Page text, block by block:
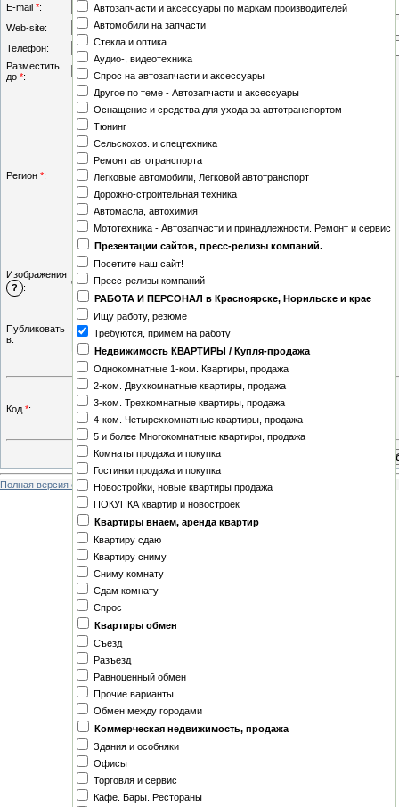
Автозапчасти и аксессуары по маркам производителей
Автомобили на запчасти
Стекла и оптика
Аудио-, видеотехника
Спрос на автозапчасти и аксессуары
Другое по теме - Автозапчасти и аксессуары
Оснащение и средства для ухода за автотранспортом
Тюнинг
Сельскохоз. и спецтехника
Ремонт автотранспорта
Легковые автомобили, Легковой автотранспорт
Дорожно-строительная техника
Автомасла, автохимия
Мототехника - Автозапчасти и принадлежности. Ремонт и сервис
Презентации сайтов, пресс-релизы компаний.
Посетите наш сайт!
Пресс-релизы компаний
РАБОТА И ПЕРСОНАЛ в Красноярске, Норильске и крае
Ищу работу, резюме
Требуются, примем на работу
Недвижимость КВАРТИРЫ / Купля-продажа
Однокомнатные 1-ком. Квартиры, продажа
2-ком. Двухкомнатные квартиры, продажа
3-ком. Трехкомнатные квартиры, продажа
4-ком. Четырехкомнатные квартиры, продажа
5 и более Многокомнатные квартиры, продажа
Комнаты продажа и покупка
Гостинки продажа и покупка
Новостройки, новые квартиры продажа
ПОКУПКА квартир и новостроек
Квартиры внаем, аренда квартир
Квартиру сдаю
Квартиру сниму
Сниму комнату
Сдам комнату
Спрос
Квартиры обмен
Съезд
Разъезд
Равноценный обмен
Прочие варианты
Обмен между городами
Коммерческая недвижимость, продажа
Здания и особняки
Офисы
Торговля и сервис
Кафе. Бары. Реcтораны
E-mail *:
Web-site:
Телефон:
Разместить
до *:
Регион *:
(за пределами России)
Московская область
Адыгея
Амурская область
Астрахань
Белгород
Бурятия
Владимир
Вологда
Дагестан
Екатеринбург
Ингушетия
Кабардино-Балкария
Калмыкия
Камчатская область
Карелия
Киров
Коми-Пермяцкий АО
Кострома
Краснодарский край - Сочи
Крым
Курск
Магадан
Мордовия
Ненецкий АО
Новгород
НОРИЛЬСК
Оренбург
Пенза
Приморский край
Ростов-на-Дону
Самара
Сахалин и Курильские острова
Смоленск
Ставрополь
Тамбов
Тверь
Томск
Изображения
?
:
Стандартный загрузчик|Мультизагрузчик
Публиковать
в:
Код *:
Полная версия сайта